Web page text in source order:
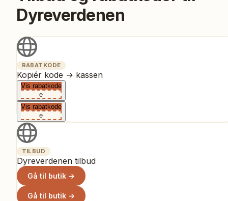
Dyreverdenen
RABATKODE
Kopiér kode → kassen
Vis rabatkode
e
Vis rabatkode
e
TILBUD
Dyreverdenen tilbud
Gå til butik →
Gå til butik →